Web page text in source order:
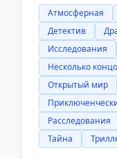
Атмосферная
Детектив
Исследования
Несколько
Открытый мир
Расследования
Тайна